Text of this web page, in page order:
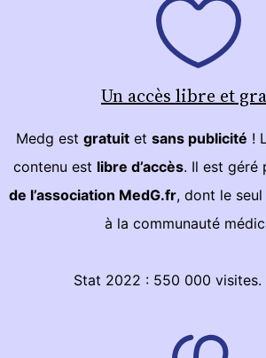
Un accès libre et
Medg est gratuitet sans publicité !
contenu est libre d’accès. Il est géré
de l’association MedG.fr, dont le
à la communauté
Stat 2022 : 550 000 visites.